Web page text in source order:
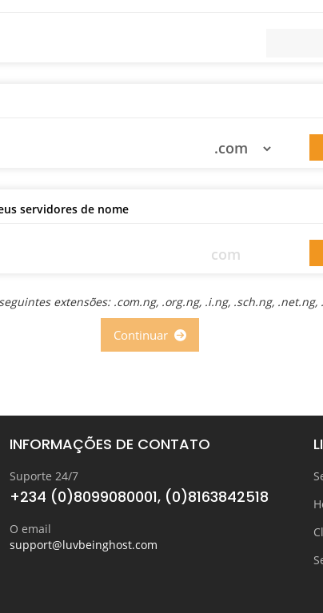
servidores de nome
extensões: .com.ng, .org.ng, .i.ng, .sch.ng,
INFORMAÇÕES DE CONTATO
Suporte 24/7
+234 (0)8099080001, (0)8163842518
O email
support@luvbeinghost.com